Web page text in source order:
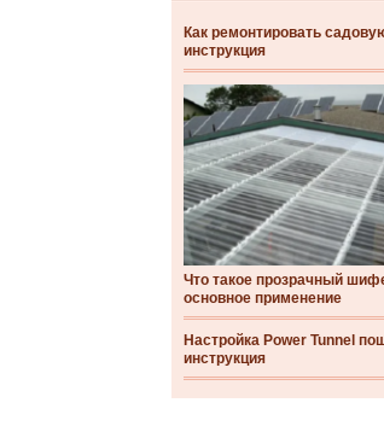
Как ремонтировать
инструкция
Что такое прозрачный
основное применение
Настройка Power Tunnel
инструкция